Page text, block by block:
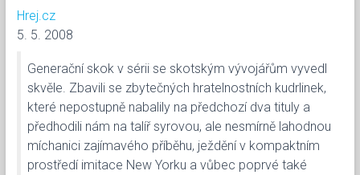
Hrej.cz
5. 5. 2008
Generační skok v sérii se skotským vývojářům vyvedl
skvěle. Zbavili se zbytečných hratelnostních kudrlinek,
které nepostupně nabalily na předchozí dva tituly a
předhodili nám na talíř syrovou, ale nesmírně lahodnou
míchanici zajímavého příběhu, ježdění v kompaktním
prostředí imitace New Yorku a vůbec poprvé také